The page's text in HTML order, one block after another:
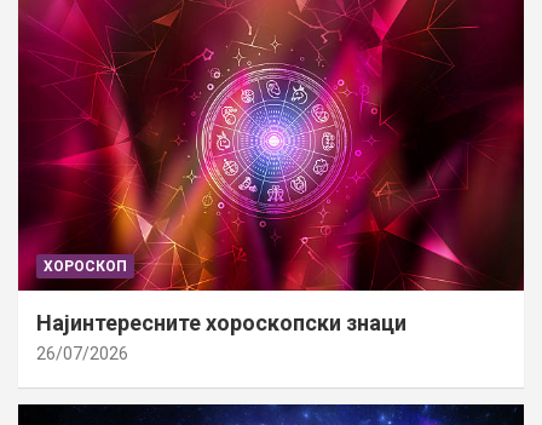
ХОРОСКОП
Најинтересните хороскопски знаци
26/07/2026